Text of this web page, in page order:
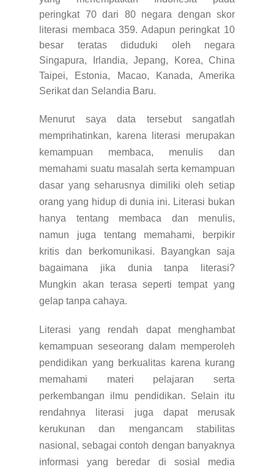
peringkat 70 dari 80 negara dengan skor
literasi membaca 359. Adapun peringkat 10
besar teratas diduduki oleh negara
Singapura, Irlandia, Jepang, Korea, China
Taipei, Estonia, Macao, Kanada, Amerika
Serikat dan Selandia Baru.
Menurut saya data tersebut sangatlah
memprihatinkan, karena literasi merupakan
kemampuan membaca, menulis dan
memahami suatu masalah serta kemampuan
dasar yang seharusnya dimiliki oleh setiap
orang yang hidup di dunia ini. Literasi bukan
hanya tentang membaca dan menulis,
namun juga tentang memahami, berpikir
kritis dan berkomunikasi. Bayangkan saja
bagaimana jika dunia tanpa literasi?
Mungkin akan terasa seperti tempat yang
gelap tanpa cahaya.
Literasi yang rendah dapat menghambat
kemampuan seseorang dalam memperoleh
pendidikan yang berkualitas karena kurang
memahami materi pelajaran serta
perkembangan ilmu pendidikan. Selain itu
rendahnya literasi juga dapat merusak
kerukunan dan mengancam stabilitas
nasional, sebagai contoh dengan banyaknya
informasi yang beredar di sosial media